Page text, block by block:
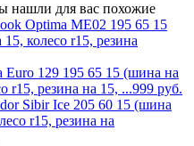
нашли для вас похожие
Optima ME02 195 65 15
колесо r15, резина
129 195 65 15 (шина на
r15, резина на 15, ...999 руб.
Sibir Ice 205 60 15 (шина
r15, резина на